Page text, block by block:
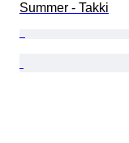
Summer - Takki